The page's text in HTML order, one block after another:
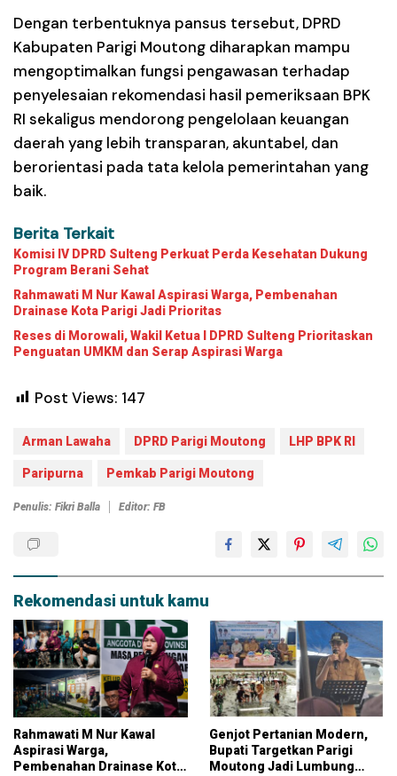
Dengan terbentuknya pansus tersebut, DPRD
Kabupaten Parigi Moutong diharapkan mampu
mengoptimalkan fungsi pengawasan terhadap
penyelesaian rekomendasi hasil pemeriksaan BPK
RI sekaligus mendorong pengelolaan keuangan
daerah yang lebih transparan, akuntabel, dan
berorientasi pada tata kelola pemerintahan yang
baik.
Berita Terkait
Komisi IV DPRD Sulteng Perkuat Perda Kesehatan Dukung
Program Berani Sehat
Rahmawati M Nur Kawal Aspirasi Warga, Pembenahan
Drainase Kota Parigi Jadi Prioritas
Reses di Morowali, Wakil Ketua I DPRD Sulteng Prioritaskan
Penguatan UMKM dan Serap Aspirasi Warga
Post Views: 147
Arman Lawaha DPRD Parigi Moutong LHP BPK RI
Paripurna Pemkab Parigi Moutong
Penulis: Fikri Balla Editor: FB
Rekomendasi untuk kamu
Rahmawati M Nur Kawal
Aspirasi Warga,
Pembenahan Drainase Kota
Genjot Pertanian Modern,
Bupati Targetkan Parigi
Moutong Jadi Lumbung